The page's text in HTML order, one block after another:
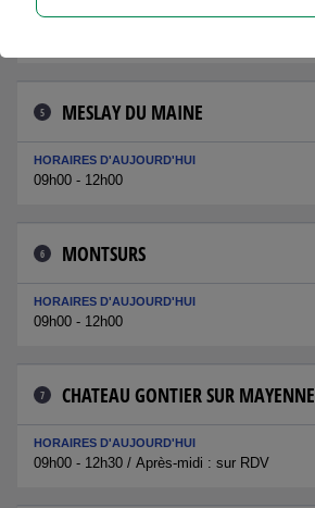
HORAIRES D'AUJOURD'HUI
5 MESLAY DU MAINE
HORAIRES D'AUJOURD'HUI
09h00 - 12h00
6 MONTSURS
HORAIRES D'AUJOURD'HUI
09h00 - 12h00
7 CHATEAU GONTIER SUR MAYENNE
HORAIRES D'AUJOURD'HUI
09h00 - 12h30 / Après-midi : sur RDV